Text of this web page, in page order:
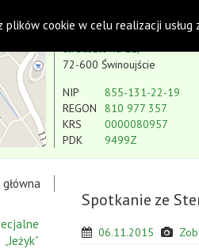
ul. Basztowa 11,
72-600 Świnoujście
NIP
REGON
KRS
PDK
855-131-22-19
810 977 357
0000080957
9499Z
„Jeżyk”
Spotkanie ze
06.11.2015
plików cookie w celu realizacji usług